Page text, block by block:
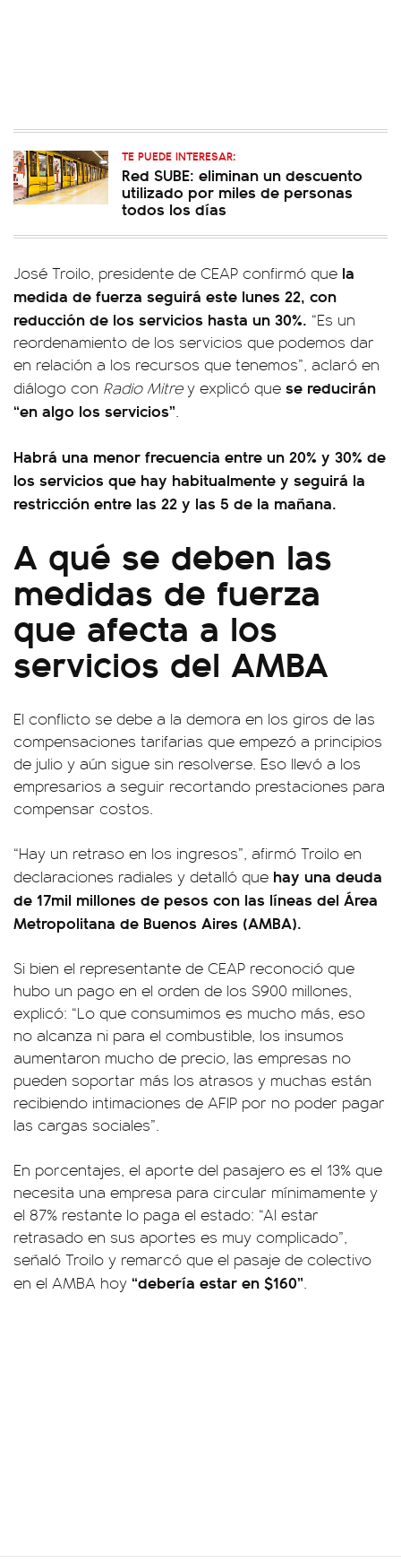
TE PUEDE INTERESAR:
Red SUBE: eliminan un descuento
utilizado por miles de personas
todos los días
José Troilo, presidente de CEAP confirmó que la
medida de fuerza seguirá este lunes 22, con
reducción de los servicios hasta un 30%. “Es un
reordenamiento de los servicios que podemos dar
en relación a los recursos que tenemos”, aclaró en
diálogo con Radio Mitrey explicó que se reducirán
“en algo los servicios”.
Habrá una menor frecuencia entre un 20% y 30% de
los servicios que hay habitualmente y seguirá la
restricción entre las 22 y las 5 de la mañana.
A qué se deben las
medidas de fuerza
que afecta a los
servicios del AMBA
El conflicto se debe a la demora en los giros de las
compensaciones tarifarias que empezó a principios
de julio y aún sigue sin resolverse. Eso llevó a los
empresarios a seguir recortando prestaciones para
compensar costos.
“Hay un retraso en los ingresos”, afirmó Troilo en
declaraciones radiales y detalló que hay una deuda
de 17mil millones de pesos con las líneas del Área
Metropolitana de Buenos Aires (AMBA).
Si bien el representante de CEAP reconoció que
hubo un pago en el orden de los $900 millones,
explicó: “Lo que consumimos es mucho más, eso
no alcanza ni para el combustible, los insumos
aumentaron mucho de precio, las empresas no
pueden soportar más los atrasos y muchas están
recibiendo intimaciones de AFIP por no poder pagar
las cargas sociales”.
En porcentajes, el aporte del pasajero es el 13% que
necesita una empresa para circular mínimamente y
el 87% restante lo paga el estado: “Al estar
retrasado en sus aportes es muy complicado”,
señaló Troilo y remarcó que el pasaje de colectivo
en el AMBA hoy “debería estar en $160”.